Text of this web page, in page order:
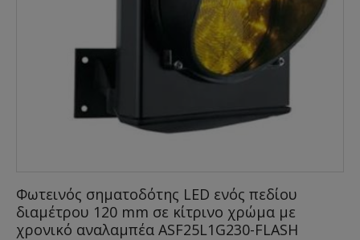
Φωτεινός σηματοδότης LED ενός πεδίου
διαμέτρου 120 mm σε κίτρινο χρώμα με
χρονικό αναλαμπέα ASF25L1G230-FLASH